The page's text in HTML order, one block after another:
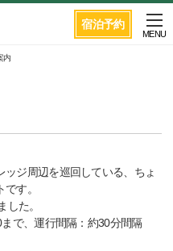
宿泊予約
MENU
内
ジ周辺を巡回している、ちょ
す。
た。
で、運行間隔：約30分間隔